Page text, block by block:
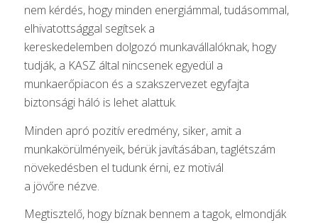
nem kérdés, hogy minden energiámmal, tudásommal,
elhivatottsággal segítsek a
kereskedelemben dolgozó munkavállalóknak, hogy
tudják, a KASZ által nincsenek egyedül a
munkaerőpiacon és a szakszervezet egyfajta
biztonsági háló is lehet alattuk.
Minden apró pozitív eredmény, siker, amit a
munkakörülményeik, bérük javításában, taglétszám
növekedésben el tudunk érni, ez motivál
a jövőre nézve.
Megtisztelő, hogy bíznak bennem a tagok, elmondják